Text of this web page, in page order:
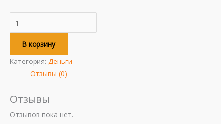
В корзину
Категория: Деньги
Отзывы (0)
Отзывы
Отзывов пока нет.